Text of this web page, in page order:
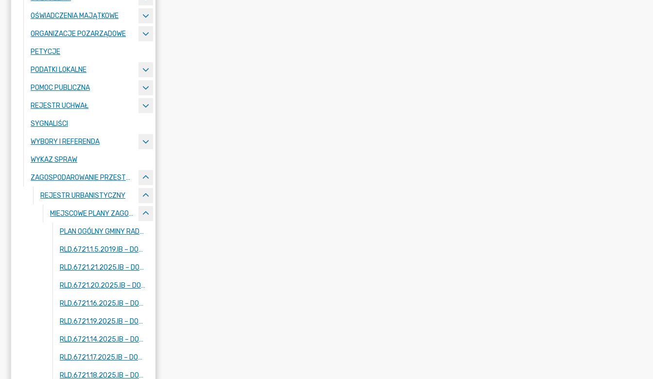
OŚWIADCZENIA MAJĄTKOWE
ORGANIZACJE POZARZĄDOWE
PETYCJE
PODATKI LOKALNE
POMOC PUBLICZNA
REJESTR UCHWAŁ
SYGNALIŚCI
WYBORY I REFERENDA
WYKAZ SPRAW
ZAGOSPODAROWANIE PRZESTRZENNE
REJESTR URBANISTYCZNY
MIEJSCOWE PLANY ZAGOSPODAROWANIA PRZESTRZENNEGO - W TRAKCIE OPRACOWANIA
PLAN OGÓLNY GMINY RADZIEJOWICE
RLD.6721.1.5.2019.IB – DOTYCZY FRAGMENTÓW MIEJSCOWOŚCI: KRZE DUŻE, ADAMÓW-PARCEL, RADZIEJOWICE
RLD.6721.21.2025.IB – DOTYCZY FRAGMENTU MIEJSCOWOŚCI: ZAZDROŚĆ
RLD.6721.20.2025.IB – DOTYCZY FRAGMENTU MIEJSCOWOŚCI: RADZIEJOWICE
RLD.6721.16.2025.IB – DOTYCZY DWÓCH FRAGMENTÓW MIEJSCOWOŚCI: KUKLÓWKA ZARZECZNA
RLD.6721.19.2025.IB – DOTYCZY DWÓCH FRAGMENTÓW MIEJSCOWOŚCI: KUKLÓWKA ZARZECZNA
RLD.6721.14.2025.IB – DOTYCZY FRAGMENTU MIEJSCOWOŚCI: TARTAK BRZÓZKI, KORYTÓW (I I II) ZBOISKA, KAMIONKA
RLD.6721.17.2025.IB – DOTYCZY FRAGMENTU MIEJSCOWOŚCI: ADAMÓW -WIEŚ, KUKLÓWKA ZARZECZNA I KRZE DUŻE
RLD.6721.18.2025.IB – DOTYCZY FRAGMENTU MIEJSCOWOŚCI KUKLÓWKA ZARZECZNA.